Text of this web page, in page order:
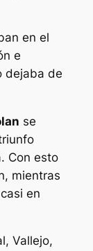
en el
e
dejaba de
se
Con esto
mientras
en
Vallejo,